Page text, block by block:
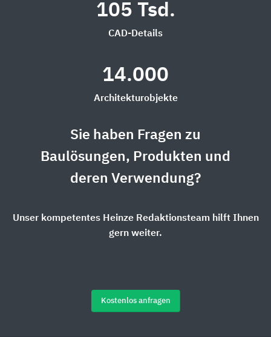
105 Tsd.
CAD-Details
14.000
Architekturobjekte
Sie haben Fragen zu
Baulösungen, Produkten und
deren Verwendung?
Unser kompetentes Heinze Redaktionsteam hilft Ihnen
gern weiter.
Kostenlos anfragen